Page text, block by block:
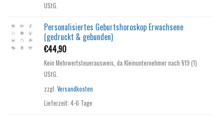
UStG.
Personalisiertes Geburtshoroskop Erwachsene
(gedruckt & gebunden)
€44,90
Kein Mehrwertsteuerausweis, da Kleinunternehmer nach §19 (1)
UStG.
zzgl. Versandkosten
Lieferzeit: 4-6 Tage